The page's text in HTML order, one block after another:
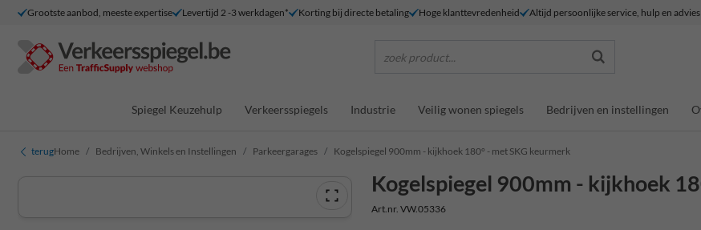
Grootste aanbod, meeste expertise Levertijd 2 -3 werkdagen* Korting bij directe betaling Hoge klanttevredenheid Altijd persoonlijke service, hulp en advies
zoek product...
Spiegel Keuzehulp Verkeersspiegels Industrie Veilig wonen spiegels Bedrijven en instellingen
terugHome Bedrijven, Winkels en Instellingen Parkeergarages Kogelspiegel 900mm - kijkhoek 180° - met SKG keurmerk
Kogelspiegel 900mm - kijkhoek
Art.nr. VW.05336